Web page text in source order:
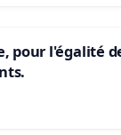
pour l'égalité